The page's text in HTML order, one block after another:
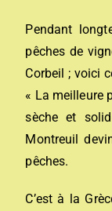
Pendant
pêches de
Corbeil ; voici
« La meilleure
sèche et
Montreuil
pêches.
C’est à la